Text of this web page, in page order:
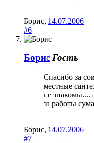
Борис, 14.07.2006
#6
Борис Гость
Спасибо за
местные
не знакомы....
за работы
Борис, 14.07.2006
#7